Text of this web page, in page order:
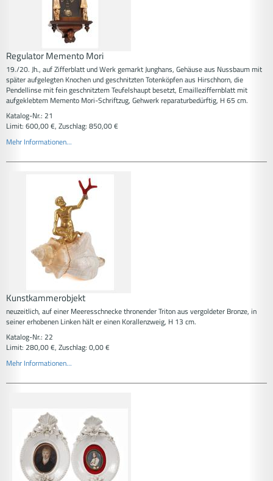
Regulator Memento Mori
19./20. Jh., auf Zifferblatt und Werk gemarkt Junghans, Gehäuse aus Nussbaum mit
später aufgelegten Knochen und geschnitzten Totenköpfen aus Hirschhorn, die
Pendellinse mit fein geschnitztem Teufelshaupt besetzt, Emailleziffernblatt mit
aufgeklebtem Memento Mori-Schriftzug, Gehwerk reparaturbedürftig, H 65 cm.
Katalog-Nr.: 21
Limit: 600,00 €, Zuschlag: 850,00 €
Mehr Informationen...
Kunstkammerobjekt
neuzeitlich, auf einer Meeresschnecke thronender Triton aus vergoldeter Bronze, in
seiner erhobenen Linken hält er einen Korallenzweig, H 13 cm.
Katalog-Nr.: 22
Limit: 280,00 €, Zuschlag: 0,00 €
Mehr Informationen...